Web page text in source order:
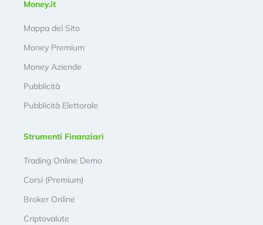
Money.it
Mappa del Sito
Money Premium
Money Aziende
Pubblicità
Pubblicità Elettorale
Strumenti Finanziari
Trading Online Demo
Corsi (Premium)
Broker Online
Criptovalute